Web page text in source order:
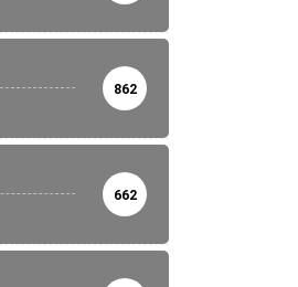
862
662